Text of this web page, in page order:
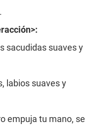
sacudidas suaves y
labios suaves y
empuja tu mano, se